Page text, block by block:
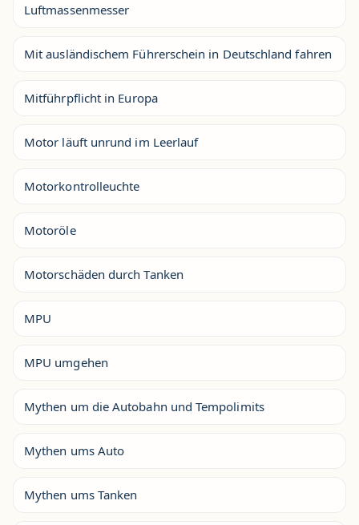
Luftmassenmesser
Mit ausländischem Führerschein in Deutschland fahren
Mitführpflicht in Europa
Motor läuft unrund im Leerlauf
Motorkontrolleuchte
Motoröle
Motorschäden durch Tanken
MPU
MPU umgehen
Mythen um die Autobahn und Tempolimits
Mythen ums Auto
Mythen ums Tanken